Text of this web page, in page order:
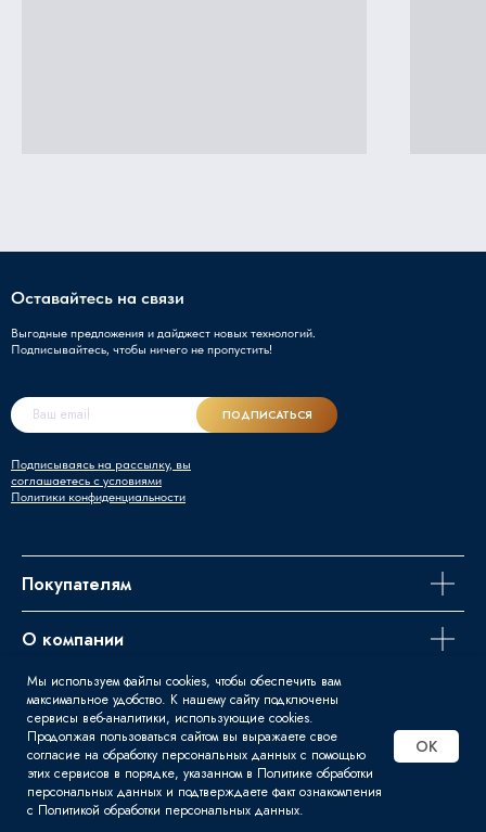
Мы используем файлы cookies, чтобы обеспечить вам
максимальное удобство. К нашему сайту подключены
сервисы веб-аналитики, использующие cookies.
Продолжая пользоваться сайтом вы выражаете свое
согласие на обработку персональных данных с помощью
этих сервисов в порядке, указанном в Политике обработки
персональных данных и подтверждаете факт ознакомления
с Политикой обработки персональных данных.
OK
Оставайтесь на связи
Выгодные предложения и дайджест новых технологий.
Подписывайтесь, чтобы ничего не пропустить!
Подписываясь на рассылку, вы
соглашаетесь с условиями
Политики конфиденциальности
ПОДПИСАТЬСЯ
Покупателям
О компании
Задайте вопрос
© 2016 - 2026 | Svart - Продажа
сварочного оборудования